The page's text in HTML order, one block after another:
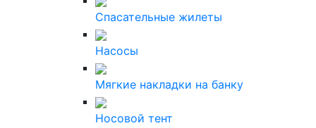
Спасательные жилеты
Насосы
Мягкие накладки на банку
Носовой тент